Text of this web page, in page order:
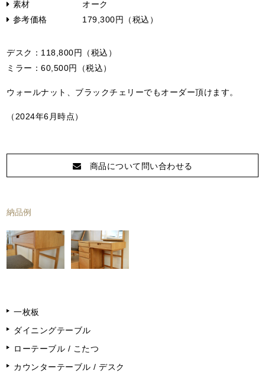
素材
オーク
参考価格
179,300円（税込）
デスク：118,800円（税込）
ミラー：60,500円（税込）
ウォールナット、ブラックチェリーでもオーダー頂けます。
（2024年6月時点）
商品について問い合わせる
納品例
一枚板
ダイニングテーブル
ローテーブル / こたつ
カウンターテーブル / デスク